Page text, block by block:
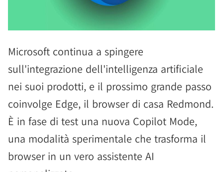
Microsoft continua a spingere
sull'integrazione dell'intelligenza artificiale
nei suoi prodotti, e il prossimo grande passo
coinvolge Edge, il browser di casa Redmond.
È in fase di test una nuova Copilot Mode,
una modalità sperimentale che trasforma il
browser in un vero assistente AI